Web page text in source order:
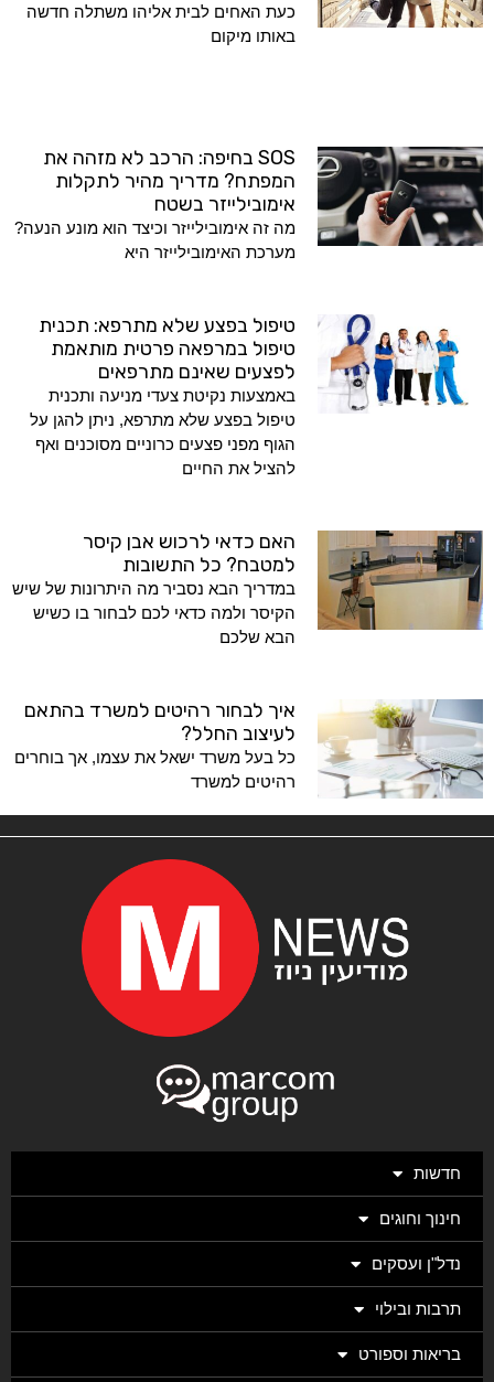
כעת האחים לבית אליהו משתלה חדשה
באותו מיקום
SOS בחיפה: הרכב לא מזהה את
המפתח? מדריך מהיר לתקלות
אימובילייזר בשטח
מה זה אימובילייזר וכיצד הוא מונע הנעה?
מערכת האימובילייזר היא
טיפול בפצע שלא מתרפא: תכנית
טיפול במרפאה פרטית מותאמת
לפצעים שאינם מתרפאים
באמצעות נקיטת צעדי מניעה ותכנית
טיפול בפצע שלא מתרפא, ניתן להגן על
הגוף מפני פצעים כרוניים מסוכנים ואף
להציל את החיים
האם כדאי לרכוש אבן קיסר
למטבח? כל התשובות
במדריך הבא נסביר מה היתרונות של שיש
הקיסר ולמה כדאי לכם לבחור בו כשיש
הבא שלכם
איך לבחור רהיטים למשרד בהתאם
לעיצוב החלל?
כל בעל משרד ישאל את עצמו, אך בוחרים
רהיטים למשרד
חדשות
חינוך וחוגים
נדל"ן ועסקים
תרבות ובילוי
בריאות וספורט